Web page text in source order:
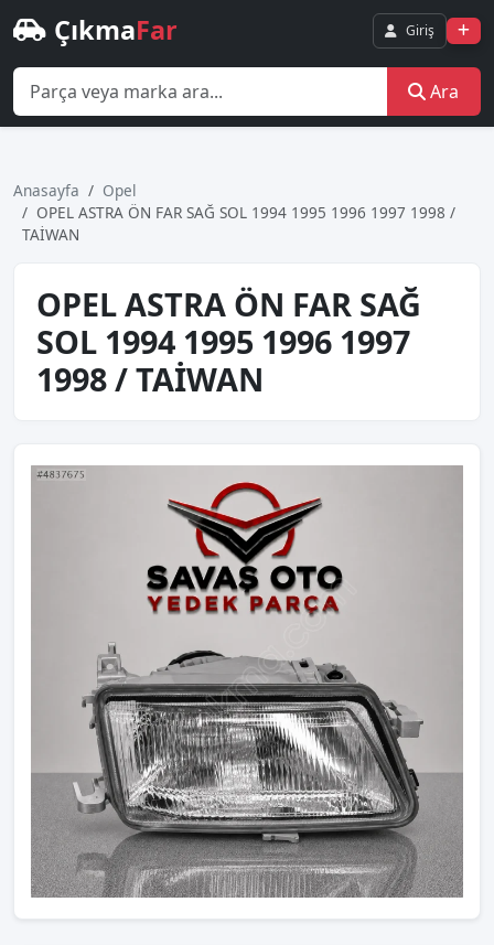
ÇıkmaFar Giriş
Ara
Anasayfa
Opel
OPEL ASTRA ÖN FAR SAĞ SOL 1994 1995 1996 1997 1998 /
TAİWAN
OPEL ASTRA ÖN FAR SAĞ
SOL 1994 1995 1996 1997
1998 / TAİWAN